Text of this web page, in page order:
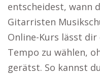
entscheidest, wann
Gitarristen
Online-Kurs lässt
Tempo zu wählen,
gerätst. So kannst